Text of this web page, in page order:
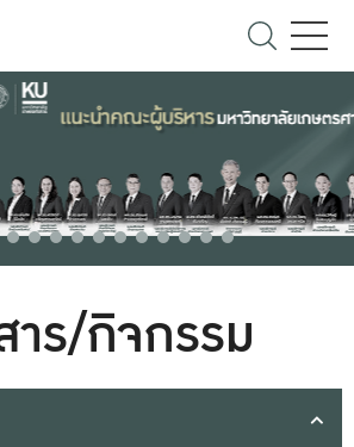
าร/กิจกรรม